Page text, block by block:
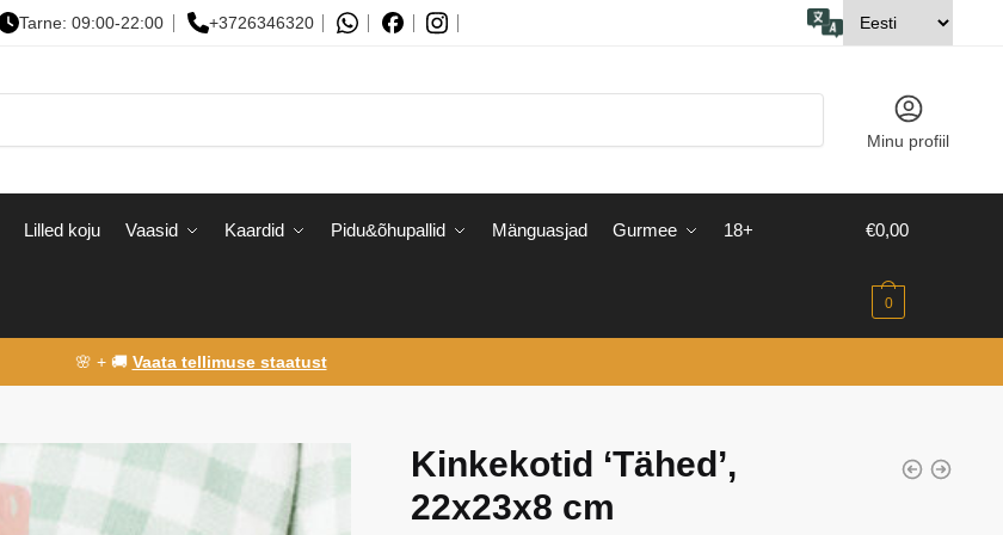
Tarne: 09:00-22:00 +3726346320
Minu profiil
Lilled koju Vaasid Kaardid Pidu&õhupallid Mänguasjad Gurmee 18+ €0,00
0
🌸 + 🚚 Vaata tellimuse staatust
Kinkekotid ‘Tähed’,
22x23x8 cm